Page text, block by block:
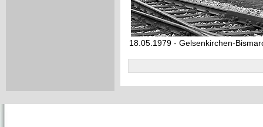
18.05.1979 - Gelsenkirchen-